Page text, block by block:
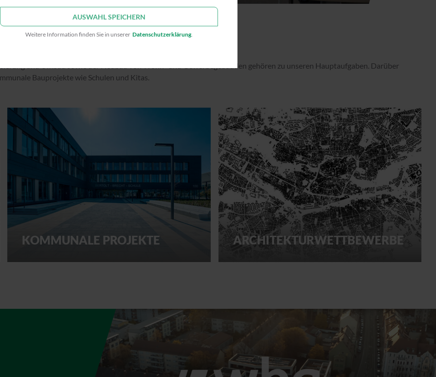
IN NÜRNBERG
und Umbau sowie der Neubau von Wohn- und Gewerbegebäuden gehören zu unseren Hauptaufgaben. Darüber
Bauprojekte wie Schulen und Kitas.
KOMMUNALE PROJEKTE ARCHITEKTURWETTBEWERBE
AUSWAHL SPEICHERN
Weitere Information finden Sie in unserer Datenschutzerklärung.